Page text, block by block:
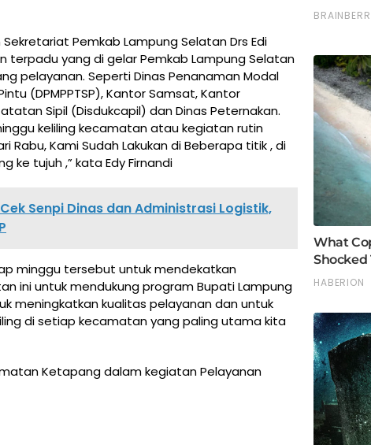
Pemkab Lampung Selatan Drs Edi
terpadu yang di gelar Pemkab Lampung Selatan
pelayanan. Seperti Dinas Penanaman Modal
(DPMPPTSP), Kantor Samsat, Kantor
Sipil (Disdukcapil) dan Dinas Peternakan.
keliling kecamatan atau kegiatan rutin
Rabu, Kami Sudah Lakukan di Beberapa titik , di
ke tujuh ,” kata Edy Firnandi
Senpi Dinas dan Administrasi Logistik,
minggu tersebut untuk mendekatkan
ini untuk mendukung program Bupati Lampung
meningkatkan kualitas pelayanan dan untuk
di setiap kecamatan yang paling utama kita
Ketapang dalam kegiatan Pelayanan